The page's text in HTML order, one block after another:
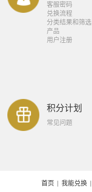
客服密码
兑换流程
分类结果和筛选
产品
用户注册
积分计划
常见问题
首页| 我能兑换|